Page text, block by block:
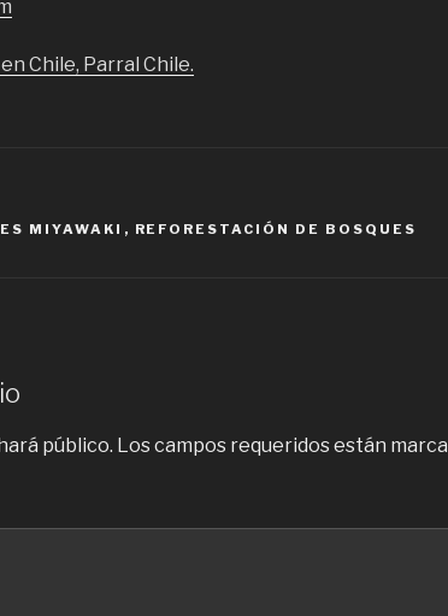
Chile, Parral Chile.
MIYAWAKI , REFORESTACIÓN DE BOSQUES
público. Los campos requeridos están